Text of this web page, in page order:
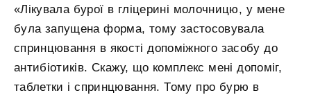
«Лікувала бурої в гліцерині молочницю, у мене
була запущена форма, тому застосовувала
спринцювання в якості допоміжного засобу до
антибіотиків. Скажу, що комплекс мені допоміг,
таблетки і спринцювання. Тому про бурю в